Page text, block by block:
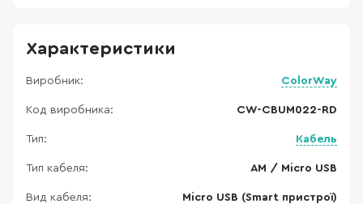
Характеристики
Виробник: ColorWay
Код виробника: CW-CBUM022-RD
Тип: Кабель
Тип кабеля: AM / Micro USB
Вид кабеля: Micro USB (Smart пристрої)